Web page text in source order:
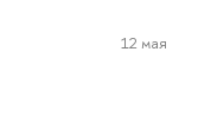
12 мая